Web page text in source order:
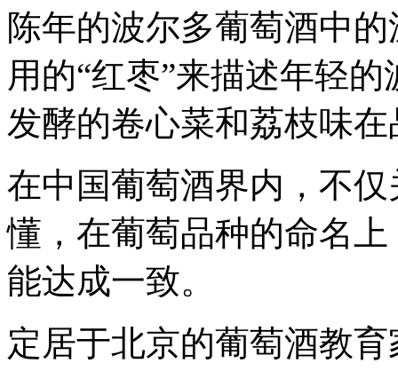
陈年的波尔多葡萄酒中
用的“红枣”来描述年轻
发酵的卷心菜和荔枝味
在中国葡萄酒界内，不
懂，在葡萄品种的命名
能达成一致。
定居于北京的葡萄酒教育